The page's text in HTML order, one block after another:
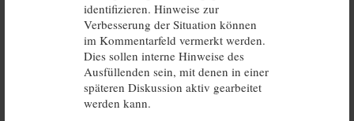
identifizieren. Hinweise zur
Verbesserung der Situation können
im Kommentarfeld vermerkt werden.
Dies sollen interne Hinweise des
Ausfüllenden sein, mit denen in einer
späteren Diskussion aktiv gearbeitet
werden kann.